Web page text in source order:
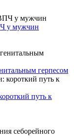
у мужчин
герпесом
путь к